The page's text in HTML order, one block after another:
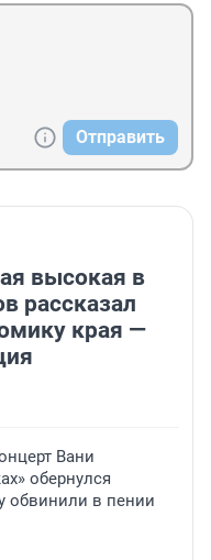
Отправить
высокая в
рассказал
края —
Вани
обернулся
обвинили в пении